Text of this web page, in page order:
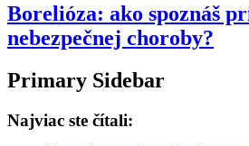
Borelióza: ako spoznáš
nebezpečnej choroby?
Primary Sidebar
Najviac ste čítali: